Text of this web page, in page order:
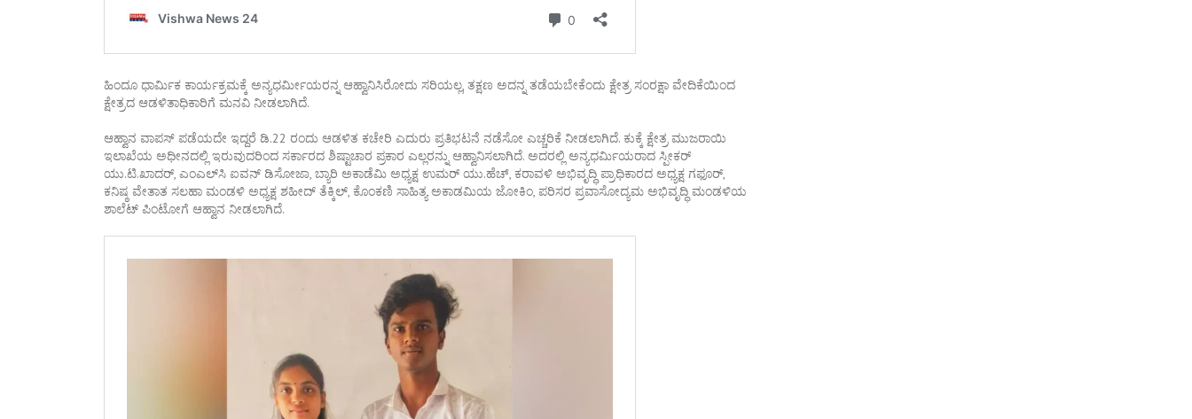
ಹಿಂದೂ ಧಾರ್ಮಿಕ ಕಾರ್ಯಕ್ರಮಕ್ಕೆ ಅನ್ಯಧರ್ಮೀಯರನ್ನ ಆಹ್ವಾನಿಸಿರೋದು ಸರಿಯಲ್ಲ, ತಕ್ಷಣ ಅದನ್ನ ತಡೆಯಬೇಕೆಂದು ಕ್ಷೇತ್ರ ಸಂರಕ್ಷಾ ವೇದಿಕೆಯಿಂದ
ಕ್ಷೇತ್ರದ ಆಡಳಿತಾಧಿಕಾರಿಗೆ ಮನವಿ ನೀಡಲಾಗಿದೆ.
ಆಹ್ವಾನ ವಾಪಸ್ ಪಡೆಯದೇ ಇದ್ದರೆ ಡಿ.22 ರಂದು ಆಡಳಿತ ಕಚೇರಿ ಎದುರು ಪ್ರತಿಭಟನೆ ನಡೆಸೋ ಎಚ್ಚರಿಕೆ ನೀಡಲಾಗಿದೆ. ಕುಕ್ಕೆ ಕ್ಷೇತ್ರ ಮುಜರಾಯಿ
ಇಲಾಖೆಯ ಅಧೀನದಲ್ಲಿ ಇರುವುದರಿಂದ ಸರ್ಕಾರದ ಶಿಷ್ಟಾಚಾರ ಪ್ರಕಾರ ಎಲ್ಲರನ್ನು ಆಹ್ವಾನಿಸಲಾಗಿದೆ. ಅದರಲ್ಲಿ ಅನ್ಯಧರ್ಮಿಯರಾದ ಸ್ಪೀಕರ್
ಯು.ಟಿ.ಖಾದರ್, ಎಂಎಲ್‌ಸಿ ಐವನ್ ಡಿಸೋಜಾ, ಬ್ಯಾರಿ ಅಕಾಡೆಮಿ ಅಧ್ಯಕ್ಷ ಉಮರ್ ಯು.ಹೆಚ್, ಕರಾವಳಿ ಅಭಿವೃದ್ಧಿ ಪ್ರಾಧಿಕಾರದ ಅಧ್ಯಕ್ಷ ಗಫೂರ್,
ಕನಿಷ್ಠ ವೇತಾತ ಸಲಹಾ ಮಂಡಳಿ ಅಧ್ಯಕ್ಷ ಶಹೀದ್ ತೆಕ್ಕಿಲ್, ಕೊಂಕಣಿ ಸಾಹಿತ್ಯ ಅಕಾಡಮಿಯ ಜೋಕಿಂ, ಪರಿಸರ ಪ್ರವಾಸೋದ್ಯಮ ಅಭಿವೃದ್ಧಿ ಮಂಡಳಿಯ
ಶಾಲೆಟ್ ಪಿಂಟೋಗೆ ಆಹ್ವಾನ ನೀಡಲಾಗಿದೆ.